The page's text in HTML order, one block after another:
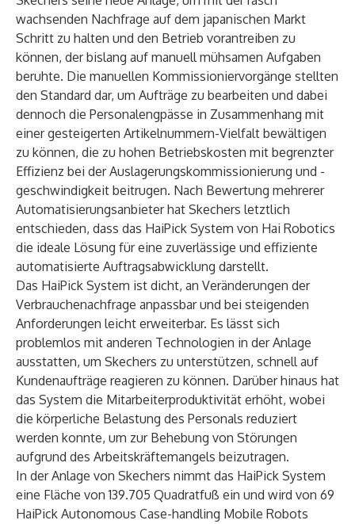
wachsenden Nachfrage auf dem japanischen Markt
Schritt zu halten und den Betrieb vorantreiben zu
können, der bislang auf manuell mühsamen Aufgaben
beruhte. Die manuellen Kommissioniervorgänge stellten
den Standard dar, um Aufträge zu bearbeiten und dabei
dennoch die Personalengpässe in Zusammenhang mit
einer gesteigerten Artikelnummern-Vielfalt bewältigen
zu können, die zu hohen Betriebskosten mit begrenzter
Effizienz bei der Auslagerungskommissionierung und -
geschwindigkeit beitrugen. Nach Bewertung mehrerer
Automatisierungsanbieter hat Skechers letztlich
entschieden, dass das HaiPick System von Hai Robotics
die ideale Lösung für eine zuverlässige und effiziente
automatisierte Auftragsabwicklung darstellt.
Das HaiPick System ist dicht, an Veränderungen der
Verbrauchenachfrage anpassbar und bei steigenden
Anforderungen leicht erweiterbar. Es lässt sich
problemlos mit anderen Technologien in der Anlage
ausstatten, um Skechers zu unterstützen, schnell auf
Kundenaufträge reagieren zu können. Darüber hinaus hat
das System die Mitarbeiterproduktivität erhöht, wobei
die körperliche Belastung des Personals reduziert
werden konnte, um zur Behebung von Störungen
aufgrund des Arbeitskräftemangels beizutragen.
In der Anlage von Skechers nimmt das HaiPick System
eine Fläche von 139.705 Quadratfuß ein und wird von 69
HaiPick Autonomous Case-handling Mobile Robots